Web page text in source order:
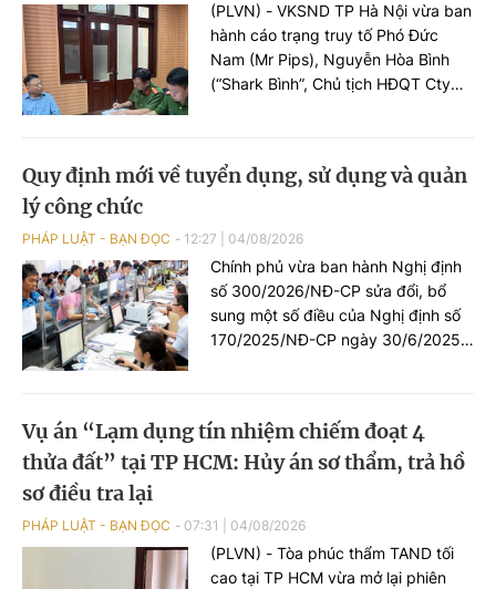
(PLVN) - VKSND TP Hà Nội vừa ban
hành cáo trạng truy tố Phó Đức
Nam (Mr Pips), Nguyễn Hòa Bình
(“Shark Bình”, Chủ tịch HĐQT Cty
phạm tội mà có”.
Quy định mới về tuyển dụng, sử dụng và quản
lý công chức
PHÁP LUẬT - BẠN ĐỌC 12:27 04/08/2026
Chính phủ vừa ban hành Nghị định
số 300/2026/NĐ-CP sửa đổi, bổ
sung một số điều của Nghị định số
170/2025/NĐ-CP ngày 30/6/2025
Vụ án “Lạm dụng tín nhiệm chiếm đoạt 4
thửa đất” tại TP HCM: Hủy án sơ thẩm, trả hồ
sơ điều tra lại
PHÁP LUẬT - BẠN ĐỌC 07:31 04/08/2026
(PLVN) - Tòa phúc thẩm TAND tối
cao tại TP HCM vừa mở lại phiên